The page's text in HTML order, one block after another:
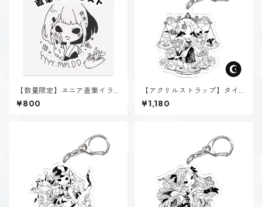
【数量限定】エニア直筆イラ
スト
¥800
【アクリルストラップ】タイ
プ１-正す人（ダーク）
¥1,180